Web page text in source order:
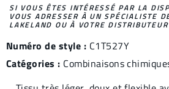
SI VOUS ÊTES INTÉRESSÉ PAR LA
VOUS ADRESSER À UN SPÉCIALISTE
LAKELAND OU À VOTRE
Numéro de style : C1T527Y
Catégories : Combinaisons